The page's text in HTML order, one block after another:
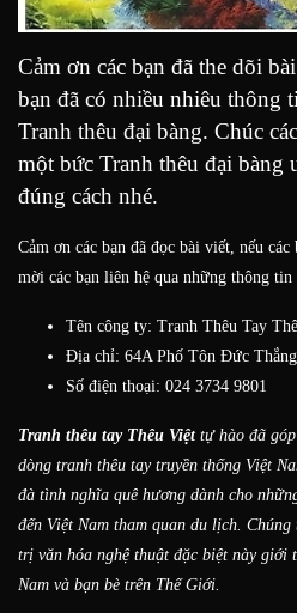
Cảm ơn các bạn đã the dõi
bạn đã có nhiều nhiêu thông
Tranh thêu đại bàng. Chúc
một bức Tranh thêu đại bàng
đúng cách nhé.
Cảm ơn các bạn đã đọc bài viết, nếu
mời các bạn liên hệ qua những thông tin
Tên công ty: Tranh Thêu Tay
Địa chỉ: 64A Phố Tôn Đức
Số điện thoại: 024 3734 9801
Tranh thêu tay Thêu Việttự hào đã góp
dòng tranh thêu tay truyền thống Việt
đà tình nghĩa quê hương dành cho
đến Việt Nam tham quan du lịch.
trị văn hóa nghệ thuật đặc biệt này giới
Nam và bạn bè trên Thế Giới.